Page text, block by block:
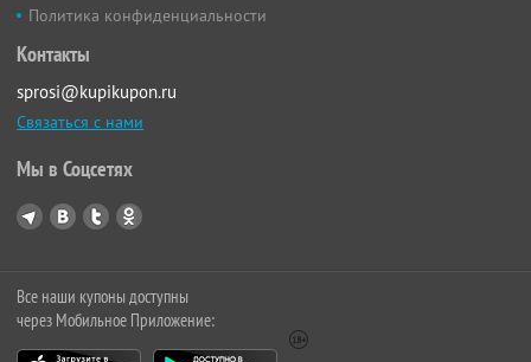
Политика конфиденциальности
Контакты
sprosi@kupikupon.ru
Связаться с нами
Мы в Соцсетях
Все наши купоны доступны
через Мобильное Приложение: